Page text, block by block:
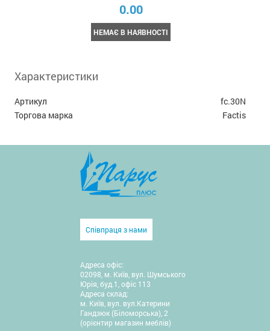
0.00
НЕМАЄ В НАЯВНОСТІ
Характеристики
Артикул
fc.30N
Торгова марка
Factis
Співпраця з нами
Адреса офіс:
02098, м. Київ, вул. Шумського
Юрія, буд.1, офіс 113
Адреса склад:
м. Київ, вул. вул.Катерини
Гандзюк (Біломорська), 2
(орієнтир магазин меблів)